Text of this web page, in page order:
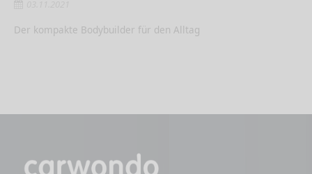
Der kompakte Bodybuilder für den Alltag